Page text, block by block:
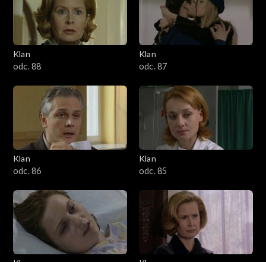
2401–2500
2301–2400
2201–2300
2101–2200
2001–2100
1901–2000
1801–1900
1701–1800
Klan
odc. 88
Klan
odc. 87
Klan
odc. 86
Klan
odc. 85